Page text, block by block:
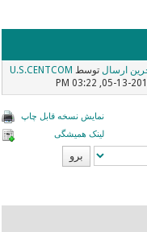
ارسال توسط U.S.CENTCOM
05-13-2014, 03:22
نمایش نسخه قابل چاپ
لینک همیشگی